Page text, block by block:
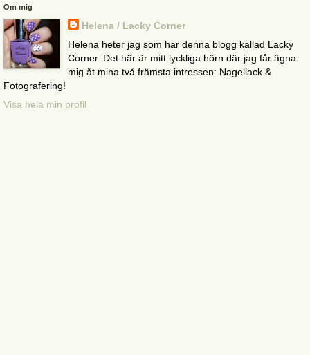
Om mig
Helena / Lacky Corner
Helena heter jag som har denna blogg kallad Lacky
Corner. Det här är mitt lyckliga hörn där jag får ägna
mig åt mina två främsta intressen: Nagellack &
Fotografering!
Visa hela min profil